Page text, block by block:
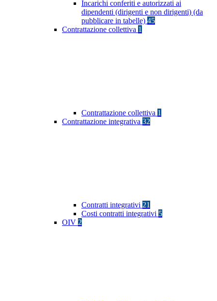
Incarichi conferiti e autorizzati ai
dipendenti (dirigenti e non dirigenti) (da
pubblicare in tabelle) 45
Contrattazione collettiva 1
Contrattazione collettiva 1
Contrattazione integrativa 32
Contratti integrativi 21
Costi contratti integrativi 5
OIV 2